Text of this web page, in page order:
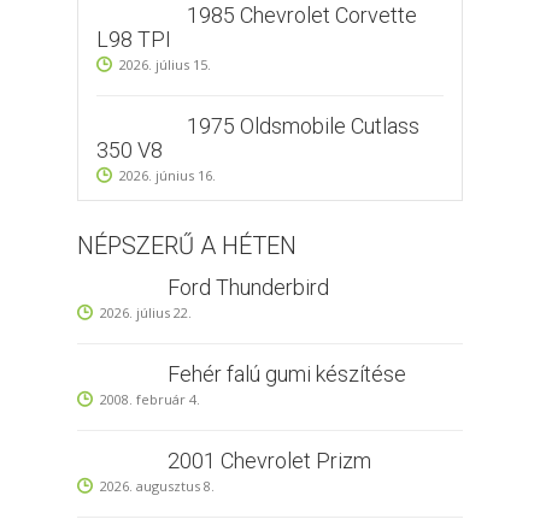
1985 Chevrolet Corvette
L98 TPI
2026. július 15.
1975 Oldsmobile Cutlass
350 V8
2026. június 16.
NÉPSZERŰ A HÉTEN
Ford Thunderbird
2026. július 22.
Fehér falú gumi készítése
2008. február 4.
2001 Chevrolet Prizm
2026. augusztus 8.